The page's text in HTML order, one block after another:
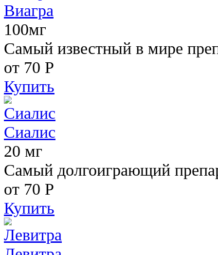
Виагра
100мг
Самый известный в мире
от 70 Р
Купить
Сиалис
20 мг
Самый долгоиграющий
от 70 Р
Купить